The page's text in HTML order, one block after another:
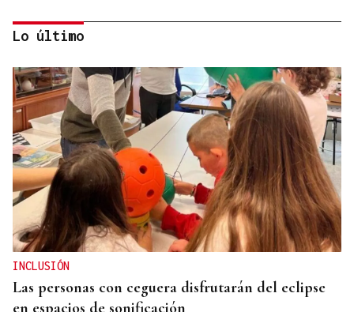
Itxu Díaz
CRÓNICAS DE VERANO
El doble bikini como filosofía de vida
Lo último
INCLUSIÓN
Las personas con ceguera disfrutarán del eclipse
en espacios de sonificación